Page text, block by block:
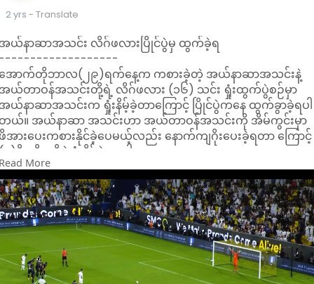
2 yrs - Translate
ယ်နာဆာအသင်း လိဂ်ဖလားပြိုင်ပွဲမှ ထွက်ခဲ့ရ
ောက်တိုဘာလ(၂၉)ရက်နေ့က ကစားခဲ့တဲ့ အယ်နာဆာအသင်းနဲ့
ယ်တာဝန်အသင်းတို့ရဲ့ လိဂ်ဖလား (၁၆) သင်း ရှုံးထွက်ပွဲစဉ်မှာ
ယ်နာဆာအသင်းက ရှုံးနိမ့်ခဲ့တာကြောင့် ပြိုင်ပွဲကနေ ထွက်ခွာခဲ့ရပါ
ယ်။ အယ်နာဆာ အသင်းဟာ အယ်တာဝန်အသင်းကို အိမ်ကွင်းမှာ
အားပေးကစားနိုင်ခဲ့ပေမယ့်လည်း နောက်ကျဂိုးပေးခဲ့ရတာ ကြောင့်
)ဂိုး၊ ဂိုးမရှိနဲ့ ရှုံးနိမ့်ခဲ့တာပါ။
ော်နယ်ဒို ဦးဆောင်လာတဲ့ အယ်နာဆာအသင်းရဲ့ ပွဲထွက်စာရင်းမှာ
ာနေး မပါဝင်လာခဲ့ပေမယ့် အသင်းရဲ့ အဓိက ကစားသမားတွေကို
သုံးပြုလာခဲ့တာကို တွေ့ရပါတယ်။ ဒီပွဲစဉ်မှာ အယ်နာဆာအသင်းရဲ့
အားပေး ကစားလာတာကို အယ်တာဝန်အသင်းက ဂိုးမပေးရအောင်
ကောင်းဆုံး ကစားနိုင်ခဲ့ပြီး အယ်တာဝန် အသင်း အတွက် တစ်လုံး
ည်းသောအနိုင်ဂိုးကို ပွဲချိန်(၇၁)မိနစ်မှာ အယ်အာမက်က သွင်းယူ
ေးခဲ့တာဖြစ်ပါတယ်။
More